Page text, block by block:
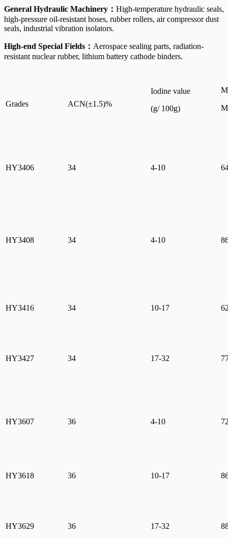
General Hydraulic Machinery： High-temperature hydraulic seals,
high-pressure oil-resistant hoses, rubber rollers, air compressor dust
seals, industrial vibration isolators.
High-end Special Fields： Aerospace sealing parts, radiation-
resistant nuclear rubber, lithium battery cathode binders.
Grades ACN(±1.5)%
Iodine value
(g/ 100g)
HY3406 34 4-10
HY3408 34 4-10
HY3416 34 10-17
HY3427 34 17-32
HY3607 36 4-10
HY3618 36 10-17
HY3629 36 17-32